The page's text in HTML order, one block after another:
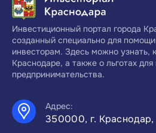
Инвестиционный портал города
созданный специально для
инвесторам. Здесь можно узнать,
Краснодаре, а также о льготах
предпринимательства.
Адрес:
350000, г. Краснодар,